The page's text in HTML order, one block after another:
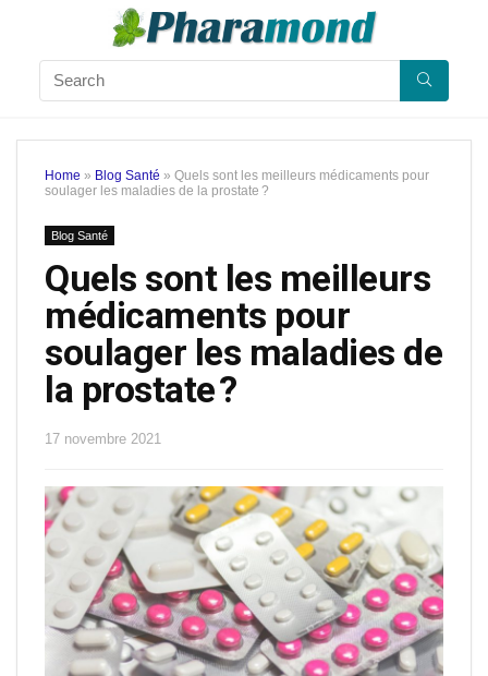
Home » Blog Santé » Quels sont les meilleurs médicaments pour
soulager les maladies de la prostate ?
Blog Santé
Quels sont les meilleurs
médicaments pour
soulager les maladies de
la prostate ?
17 novembre 2021